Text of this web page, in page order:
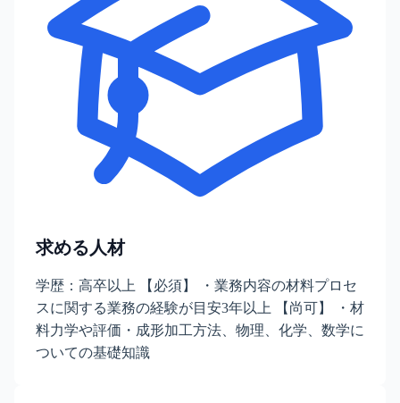
求める人材
学歴：高卒以上 【必須】 ・業務内容の材料プロセ
スに関する業務の経験が目安3年以上 【尚可】 ・材
料力学や評価・成形加工方法、物理、化学、数学に
ついての基礎知識